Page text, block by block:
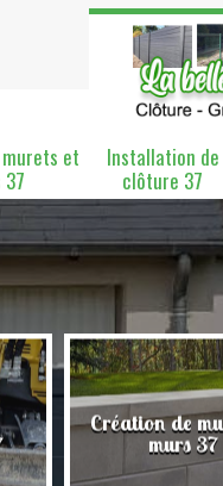
et
Installation de
clôture 37
Création de
murs 37